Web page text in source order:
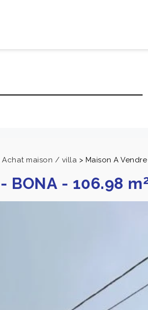
Achat maison / villa > Maison A
- BONA - 106.98 m